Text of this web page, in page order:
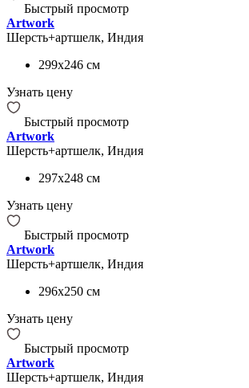
Быстрый просмотр
Artwork
Шерсть+артшелк, Индия
299x246 см
Узнать цену
Быстрый просмотр
Artwork
Шерсть+артшелк, Индия
297x248 см
Узнать цену
Быстрый просмотр
Artwork
Шерсть+артшелк, Индия
296x250 см
Узнать цену
Быстрый просмотр
Artwork
Шерсть+артшелк, Индия